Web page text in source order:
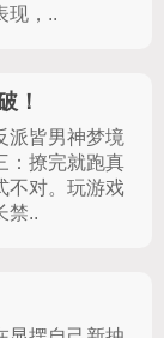
现，..
！
派皆男神梦境
：撩完就跑真
不对。玩游戏
禁..